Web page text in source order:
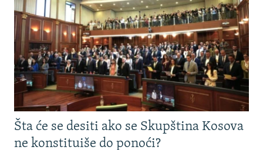
Šta će se desiti ako se Skupština Kosova
ne konstituiše do ponoći?